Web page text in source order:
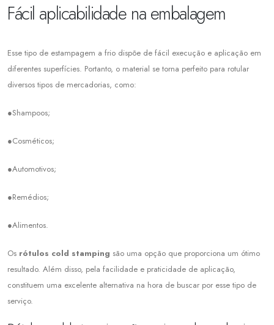
Fácil aplicabilidade na embalagem
Esse tipo de estampagem a frio dispõe de fácil execução e aplicação em
diferentes superfícies. Portanto, o material se torna perfeito para rotular
diversos tipos de mercadorias, como:
●Shampoos;
●Cosméticos;
●Automotivos;
●Remédios;
●Alimentos.
Os rótulos cold stamping são uma opção que proporciona um ótimo
resultado. Além disso, pela facilidade e praticidade de aplicação,
constituem uma excelente alternativa na hora de buscar por esse tipo de
serviço.